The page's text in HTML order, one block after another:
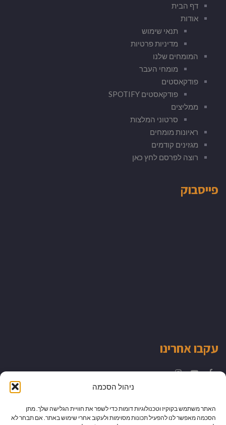
ניהול הסכמה
האתר משתמש בקוקיז וטכנולוגיות דומות כדי לשפר את חוויית הגלישה שלך. מתן
הסכמה מאפשר לנו להפעיל תכונות מסוימות ולעקוב אחרי שימוש באתר. אם תבחר לא
דף הבית
אודות
תנאי שימוש
מדיניות פרטיות
המומחים שלנו
מומחי העבר
פודקאסטים
פודקאסטים SPOTIFY
ממליצים
סרטוני המלצות
ראיונות מומחים
מגזינים קודמים
רוצה לפרסם לחץ כאן
פייסבוק
עקבו אחרינו